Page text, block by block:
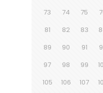
73
74 75
81
82 83
89
90 91
97
98 99
105
106 107